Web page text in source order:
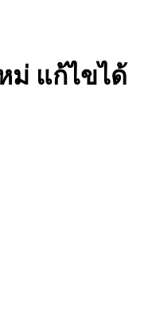
ม่ แก้ไขได้